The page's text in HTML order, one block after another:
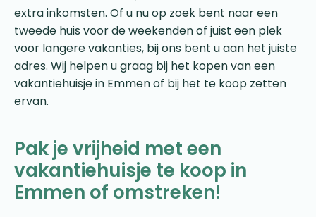
extra inkomsten. Of u nu op zoek bent naar een
tweede huis voor de weekenden of juist een plek
voor langere vakanties, bij ons bent u aan het juiste
adres. Wij helpen u graag bij het kopen van een
vakantiehuisje in Emmen of bij het te koop zetten
ervan.
Pak je vrijheid met een
vakantiehuisje te koop in
Emmen of omstreken!